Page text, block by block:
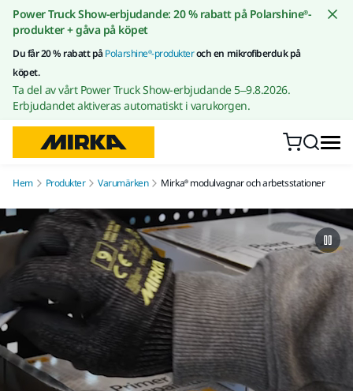
Gå till innehållet
Power Truck Show-erbjudande: 20 % rabatt på Polarshine®-
produkter + gåva på köpet
Du får 20 % rabatt påPolarshine®-produkteroch en mikrofiberduk på
köpet.
Ta del av vårt Power Truck Show-erbjudande 5–9.8.2026.
Erbjudandet aktiveras automatiskt i varukorgen.
Hem Produkter Varumärken Mirka® modulvagnar och arbetsstationer